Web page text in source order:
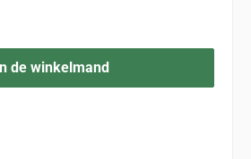
in of gebruik de knoppen om de
de winkelmand